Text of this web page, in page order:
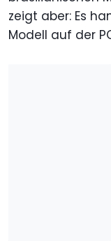
zeigt aber: Es
Modell auf der